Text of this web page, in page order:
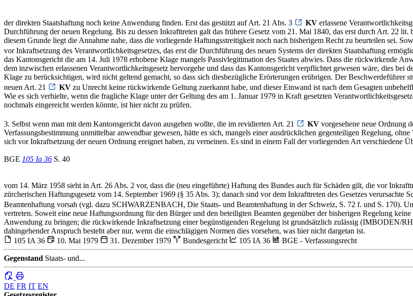
der direkten Staatshaftung noch keine Anwendung finden. Erst das gestützt auf Art. 21 Abs. 3 KV erlassene
Durchführung der neuen Regelung. Bis zu dessen Inkrafttreten galt das frühere Gesetz vom 21. Mai 1840, das erst durch Art. 22
diesem Grunde liegt die Annahme nahe, dass die vorliegende Haftungsstreitigkeit noch nach bisherigem Recht zu beurteilen sei.
vor Inkraftsetzung des Verantwortlichkeitsgesetzes, das erst die Durchführung des neuen Systems der direkten Staatshaftung
das Kantonsgericht die am 14. Juli 1978 erhobene Klage mangels Passivlegitimation des Staates abwies. Dass die rückwirkende
dem inzwischen erlassenen Verantwortlichkeitsgesetz hervorgehe und dass das Kantonsgericht verpflichtet gewesen wäre, dies bei
Klage zu berücksichtigen, wird nicht geltend gemacht, so dass sich diesbezügliche Erörterungen erübrigen. Der Beschwerdeführer
neuen Art. 21
KV zu Unrecht keine rückwirkende Geltung zuerkannt habe, und dieser Einwand ist nach dem Gesagten
Wie es sich verhielte, wenn die fragliche Klage unter der Geltung des am 1. Januar 1979 in Kraft gesetzten
nochmals eingereicht werden könnte, ist hier nicht zu prüfen.
3. Selbst wenn man mit dem Kantonsgericht davon ausgehen wollte, die im revidierten Art. 21 KV vorgesehene neue Ordnung
Verfassungsbestimmung unmittelbar anwendbar gewesen, hätte es sich, mangels einer ausdrücklichen gegenteiligen Regelung,
sich vor Inkraftsetzung der neuen Ordnung ereignet haben, zu verneinen. Es sind in einem Fall der vorliegenden Art verschiedene
BGE 105 Ia 36 S. 40
vom 14. März 1958 sieht in Art. 26 Abs. 2 vor, dass die (neu eingeführte) Haftung des Bundes auch für Schäden gilt, die vor
zürcherischen Haftungsgesetz vom 14. September 1969 (§ 35 Abs. 3); danach sind vor dem Inkrafttreten des Gesetzes verursachte
Beamtenhaftung vorsah (vgl. dazu SCHWARZENBACH, Die Staats- und Beamtenhaftung in der Schweiz, S. 72 f. und S. 170).
vertreten. Soweit eine neue Haftungsordnung für den Bürger und den beteiligten Beamten gegenüber der bisherigen Regelung
Anwendung zu bringen; die rückwirkende Inkraftsetzung einer begünstigenden Regelung ist grundsätzlich zulässig (IMBODEN/
dahingehender Anspruch besteht aber nur, wenn die einschlägigen Normen dies vorsehen, was hier nicht dargetan ist.
105 IA 36
10. Mai 1979 31. Dezember 1979 Bundesgericht 105 IA 36 BGE - Verfassungsrecht
Gegenstand Staats- und...
DE FR IT EN